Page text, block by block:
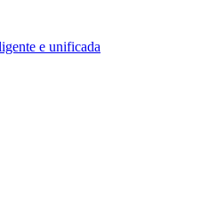
e unificada